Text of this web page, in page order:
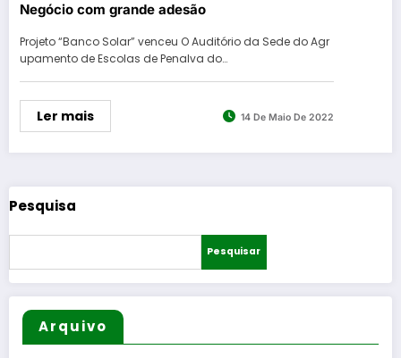
Negócio com grande adesão
Projeto “Banco Solar” venceu O Auditório da Sede do Agr
upamento de Escolas de Penalva do…
Ler mais 14 De Maio De 2022
Pesquisa
Pesquisar
Arquivo